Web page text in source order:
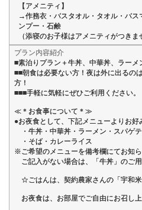
【アメニティ】
→作務衣・バスタオル・タオル・バス
ンプー・石鹸
（添寝のお子様はアメニティがつきま
プラン内容紹介
■素泊りプラン＋牛丼、中華丼、ラー
■■朝食は必要ない方！夜は外に出るの
方！
■■■手軽に気軽にぜひご利用ください。
≪＊お食事について＊≫
●お夜食として、下記メニューよりお
・牛丼・中華丼・ラーメン・スパゲ
・そば・カレーライス
※ご希望のメニューを備考欄にてお知
ご記入がない場合は、「牛丼」のご用
☆ごはんは、契約農家さんの「宇和
お夜食は、お部屋でご自由にお召し上